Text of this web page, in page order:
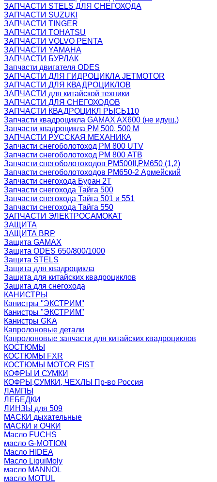
ЗАПЧАСТИ STELS ДЛЯ СНЕГОХОДА
ЗАПЧАСТИ SUZUKI
ЗАПЧАСТИ TINGER
ЗАПЧАСТИ TOHATSU
ЗАПЧАСТИ VOLVO PENTA
ЗАПЧАСТИ YAMAHA
ЗАПЧАСТИ БУРЛАК
Запчасти двигателя ODES
ЗАПЧАСТИ ДЛЯ ГИДРОЦИКЛА JETMOTOR
ЗАПЧАСТИ ДЛЯ КВАДРОЦИКЛОВ
ЗАПЧАСТИ для китайской техники
ЗАПЧАСТИ ДЛЯ СНЕГОХОДОВ
ЗАПЧАСТИ КВАДРОЦИКЛ РЫСЬ110
Запчасти квадроцикла GAMAX AX600 (не идущ.)
Запчасти квадроцикла РМ 500, 500 М
ЗАПЧАСТИ РУССКАЯ МЕХАНИКА
Запчасти снегоболотоход РМ 800 UTV
Запчасти снегоболотоход РМ 800 АТВ
Запчасти снегоболотоходов РМ500II,РМ650 (1,2)
Запчасти снегоболотоходов РМ650-2 Армейский
Запчасти снегохода Буран 2Т
Запчасти снегохода Тайга 500
Запчасти снегохода Тайга 501 и 551
Запчасти снегохода Тайга 550
ЗАПЧАСТИ ЭЛЕКТРОСАМОКАТ
ЗАЩИТА
ЗАЩИТА BRP
Защита GAMAX
Защита ODES 650/800/1000
Защита STELS
Защита для квадроцикла
Защита для китайских квадроциклов
Защита для снегохода
КАНИСТРЫ
Канистры ''ЭКСТРИМ''
Канистры "ЭКСТРИМ"
Канистры GKA
Капролоновые детали
Капролоновые запчасти для китайских квадроциклов
КОСТЮМЫ
КОСТЮМЫ FXR
КОСТЮМЫ MOTOR FIST
КОФРЫ И СУМКИ
КОФРЫ,СУМКИ, ЧЕХЛЫ Пр-во Россия
ЛАМПЫ
ЛЕБЕДКИ
ЛИНЗЫ для 509
МАСКИ дыхательные
МАСКИ и ОЧКИ
Масло FUCHS
масло G-MOTION
Масло HIDEA
Масло LiquiMoly
масло MANNOL
масло MOTUL